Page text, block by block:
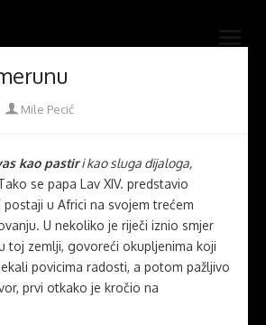
open
Author
Mile Pecić
kao pastiri kao sluga dijaloga,
se papa Lav XIV. predstavio
postaji u Africi na svojem trećem
U nekoliko je riječi iznio smjer
toj zemlji, govoreći okupljenima koji
povicima radosti, a potom pažljivo
prvi otkako je kročio na